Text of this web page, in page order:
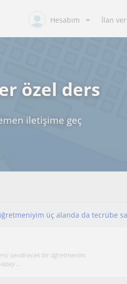
Hesabım İlan ver
özel ders
iletişime geç
sevdirecek bir öğretmenim.
...